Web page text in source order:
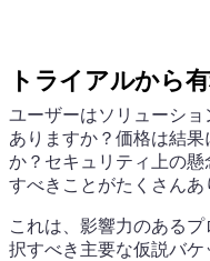
トライアルから
ユーザーはソリューシ
ありますか？価格は結
か？セキュリティ上の
すべきことがたくさんあ
これは、影響力のある
択すべき主要な仮説バ